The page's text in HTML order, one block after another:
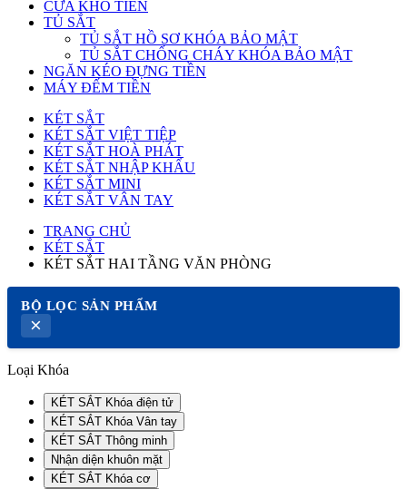
CỬA KHO TIỀN
TỦ SẮT
TỦ SẮT HỒ SƠ KHÓA BẢO MẬT
TỦ SẮT CHỐNG CHÁY KHÓA BẢO MẬT
NGĂN KÉO ĐỰNG TIỀN
MÁY ĐẾM TIỀN
KÉT SẮT
KÉT SẮT VIỆT TIỆP
KÉT SẮT HOÀ PHÁT
KÉT SẮT NHẬP KHẨU
KÉT SẮT MINI
KÉT SẮT VÂN TAY
TRANG CHỦ
KÉT SẮT
KÉT SẮT HAI TẦNG VĂN PHÒNG
BỘ LỌC SẢN PHẨM
×
Loại Khóa
KÉT SẮT Khóa điện tử
KÉT SẮT Khóa Vân tay
KÉT SẮT Thông minh
Nhận diện khuôn mặt
KÉT SẮT Khóa cơ